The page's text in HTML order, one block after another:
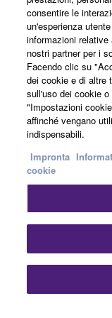
Informazioni su
Italia - Italian
Affari
consentire le
un'esperienza
informazioni
nostri partner per i
Facendo clic su
dei cookie e di altre
sull'uso dei cookie
"Impostazioni
affinché vengano
indispensabili.
Impronta
cookie